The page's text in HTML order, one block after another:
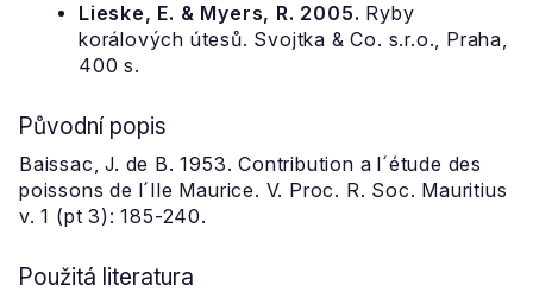
Lieske, E. & Myers, R. 2005. Ryby
korálových útesů. Svojtka & Co. s.r.o., Praha,
400 s.
Původní popis
Baissac, J. de B. 1953. Contribution a l´étude des
poissons de l´Ile Maurice. V. Proc. R. Soc. Mauritius
v. 1 (pt 3): 185-240.
Použitá literatura